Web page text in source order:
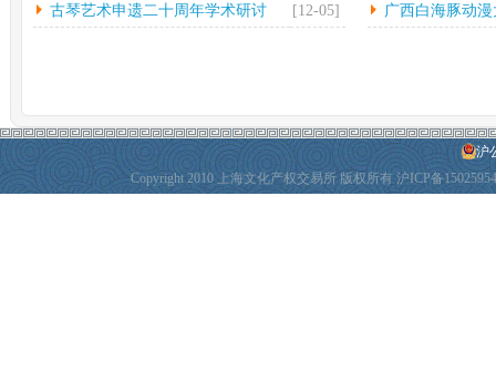
古琴艺术申遗二十周年学术研讨
[12-05]
广西白海豚动
沪
Copyright 2010 上海文化产权交易所 版权所有沪ICP备